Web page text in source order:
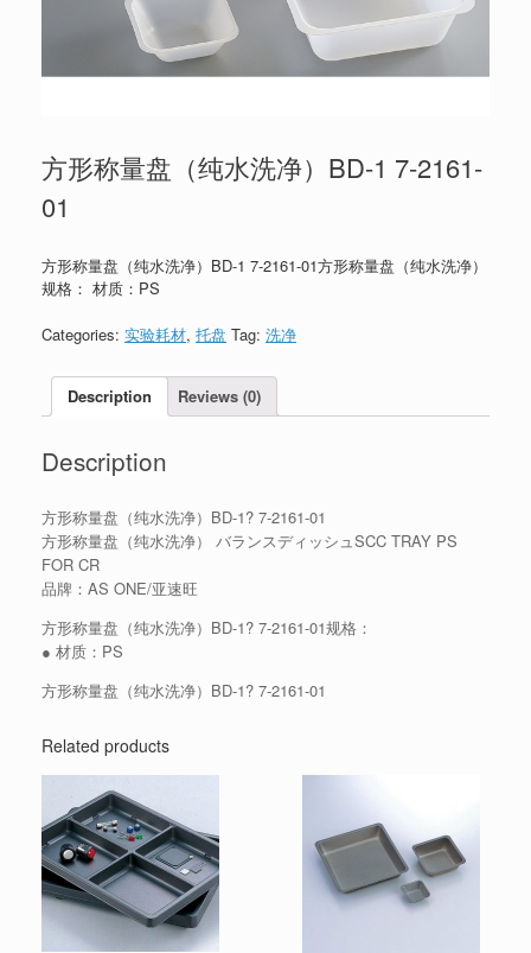
方形称量盘（纯水洗净）BD-1 7-2161-
01
方形称量盘（纯水洗净）BD-1 7-2161-01方形称量盘（纯水洗净）
规格： 材质：PS
Categories: 实验耗材, 托盘 Tag: 洗净
Description Reviews (0)
Description
方形称量盘（纯水洗净）BD-1? 7-2161-01
方形称量盘（纯水洗净） バランスディッシュSCC TRAY PS
FOR CR
品牌：AS ONE/亚速旺
方形称量盘（纯水洗净）BD-1? 7-2161-01规格：
● 材质：PS
方形称量盘（纯水洗净）BD-1? 7-2161-01
Related products